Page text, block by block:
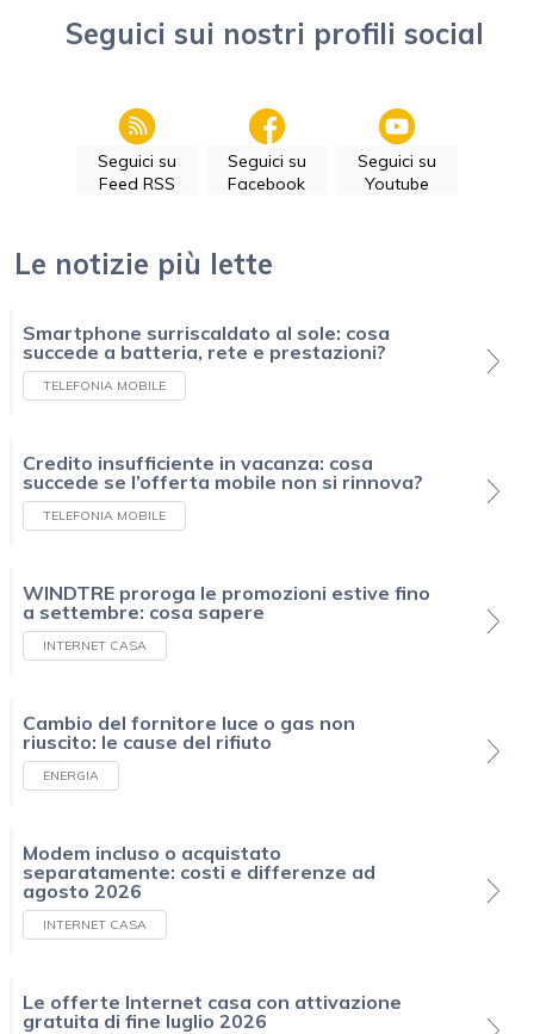
Seguici sui nostri profili social
Seguici su
Feed RSS
Seguici su
Facebook
Seguici su
Youtube
Le notizie più lette
Smartphone surriscaldato al sole: cosa
succede a batteria, rete e prestazioni?
TELEFONIA MOBILE
Credito insufficiente in vacanza: cosa
succede se l’offerta mobile non si rinnova?
TELEFONIA MOBILE
WINDTRE proroga le promozioni estive fino
a settembre: cosa sapere
INTERNET CASA
Cambio del fornitore luce o gas non
riuscito: le cause del rifiuto
ENERGIA
Modem incluso o acquistato
separatamente: costi e differenze ad
agosto 2026
INTERNET CASA
Le offerte Internet casa con attivazione
gratuita di fine luglio 2026